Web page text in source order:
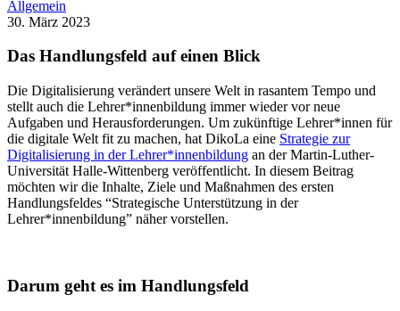
Allgemein
30. März 2023
Das Handlungsfeld auf einen Blick
Die Digitalisierung verändert unsere Welt in rasantem Tempo und
stellt auch die Lehrer*innenbildung immer wieder vor neue
Aufgaben und Herausforderungen. Um zukünftige Lehrer*innen für
die digitale Welt fit zu machen, hat DikoLa eine Strategie zur
Digitalisierung in der Lehrer*innenbildung an der Martin-Luther-
Universität Halle-Wittenberg veröffentlicht. In diesem Beitrag
möchten wir die Inhalte, Ziele und Maßnahmen des ersten
Handlungsfeldes “Strategische Unterstützung in der
Lehrer*innenbildung” näher vorstellen.
Darum geht es im Handlungsfeld